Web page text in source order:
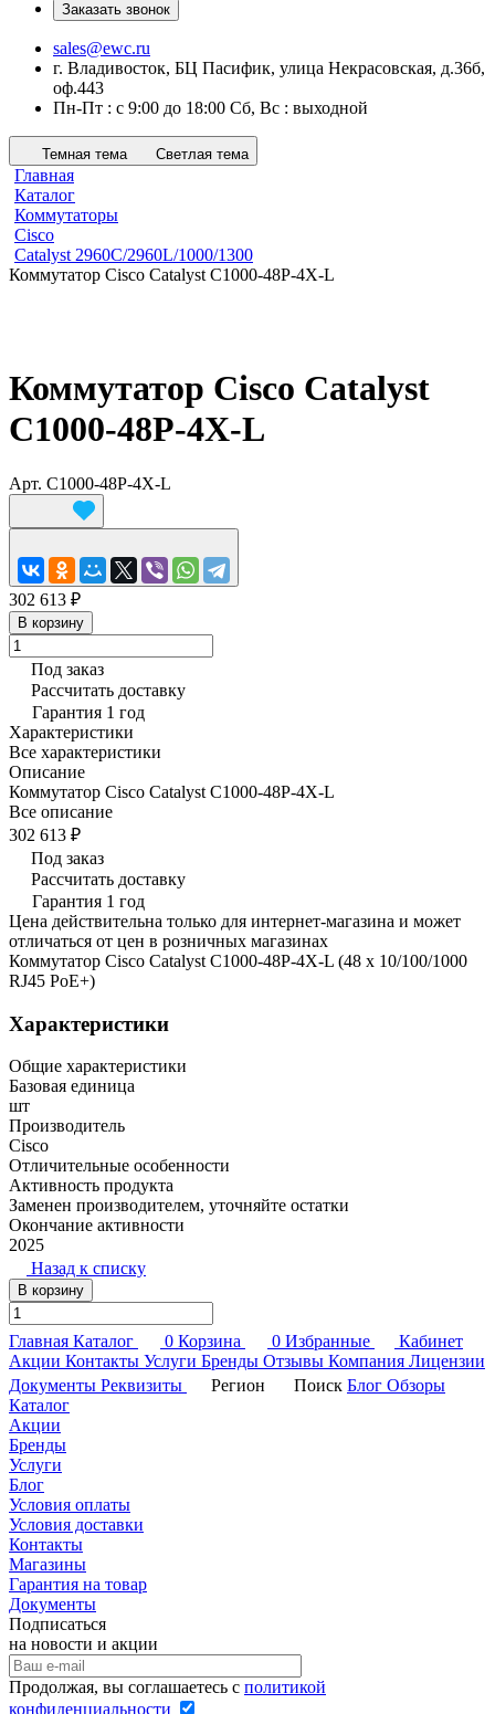
Заказать звонок
sales@ewc.ru
г. Владивосток, БЦ Пасифик, улица Некрасовская, д.36б,
оф.443
Пн-Пт : с 9:00 до 18:00 Сб, Вс : выходной
Темная тема Светлая тема
Главная
Каталог
Коммутаторы
Cisco
Catalyst 2960C/2960L/1000/1300
Коммутатор Cisco Catalyst C1000-48P-4X-L
Коммутатор Cisco Catalyst
C1000-48P-4X-L
Арт. C1000-48P-4X-L
302 613 ₽
В корзину
Под заказ
Рассчитать доставку
Гарантия 1 год
Характеристики
Все характеристики
Описание
Коммутатор Cisco Catalyst C1000-48P-4X-L
Все описание
302 613 ₽
Под заказ
Рассчитать доставку
Гарантия 1 год
Цена действительна только для интернет-магазина и может
отличаться от цен в розничных магазинах
Коммутатор Cisco Catalyst C1000-48P-4X-L (48 x 10/100/1000
RJ45 PoE+)
Характеристики
Общие характеристики
Базовая единица
шт
Производитель
Cisco
Отличительные особенности
Активность продукта
Заменен производителем, уточняйте остатки
Окончание активности
2025
Назад к списку
В корзину
Главная Каталог 0 Корзина 0 Избранные
Кабинет
Акции Контакты Услуги Бренды Отзывы Компания Лицензии
Документы Реквизиты Регион Поиск Блог Обзоры
Каталог
Акции
Бренды
Услуги
Блог
Условия оплаты
Условия доставки
Контакты
Магазины
Гарантия на товар
Документы
Подписаться
на новости и акции
Продолжая, вы соглашаетесь с политикой
конфиденциальности